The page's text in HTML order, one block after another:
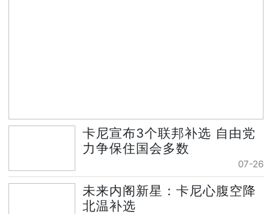
多数
卡尼宣布3个联邦补选 自由党
力争保住国会多数
07-26
未来内阁新星：卡尼心腹空降
北温补选